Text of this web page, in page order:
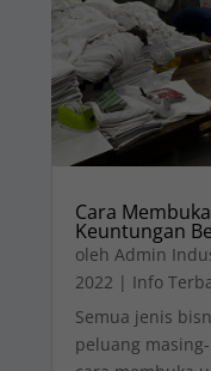
Cara
Keuntungan
olehAdmin
2022 | Info
Semua jenis
peluang